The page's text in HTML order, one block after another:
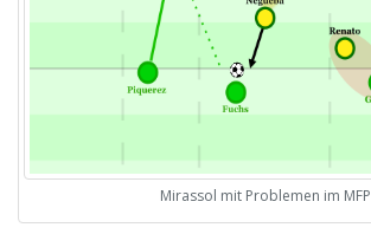
Mirassol mit Problemen im MFP